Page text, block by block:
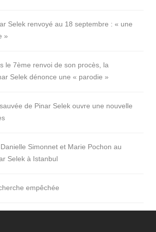
Selek renvoyé au 18 septembre : « une
»
le 7ème renvoi de son procès, la
Selek dénonce une « parodie »
de Pinar Selek ouvre une nouvelle
Simonnet et Marie Pochon au
Selek à Istanbul
empêchée